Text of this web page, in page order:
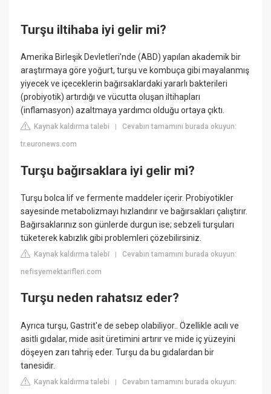
Turşu iltihaba iyi gelir mi?
Amerika Birleşik Devletleri'nde (ABD) yapılan akademik bir
araştırmaya göre yoğurt, turşu ve kombuça gibi mayalanmış
yiyecek ve içeceklerin bağırsaklardaki yararlı bakterileri
(probiyotik) artırdığı ve vücutta oluşan iltihapları
(inflamasyon) azaltmaya yardımcı olduğu ortaya çıktı.
Kaynak kaldırma talebi |Cevabın tamamını burada okuyun:
tr.euronews.com
Turşu bağırsaklara iyi gelir mi?
Turşu bolca lif ve fermente maddeler içerir. Probiyotikler
sayesinde metabolizmayı hızlandırır ve bağırsakları çalıştırır.
Bağırsaklarınız son günlerde durgun ise; sebzeli turşuları
tüketerek kabızlık gibi problemleri çözebilirsiniz.
Kaynak kaldırma talebi |Cevabın tamamını burada okuyun:
nefisyemektarifleri.com
Turşu neden rahatsız eder?
Ayrıca turşu, Gastrit'e de sebep olabiliyor.. Özellikle acılı ve
asitli gıdalar, mide asit üretimini artırır ve mide iç yüzeyini
döşeyen zarı tahriş eder. Turşu da bu gıdalardan bir
tanesidir.
Kaynak kaldırma talebi |Cevabın tamamını burada okuyun: